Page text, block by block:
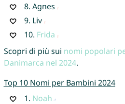
8. Agnes
9. Liv
10. Frida
Scopri di più sui nomi popolari
Danimarca nel 2024.
Top 10 Nomi per Bambini 2024
1. Noah